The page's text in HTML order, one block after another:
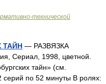
технической
ТАЙН — РАЗВЯЗКА
Сериал, 1998, цветной.
тайн» (см.
по 52 минуты В ролях: